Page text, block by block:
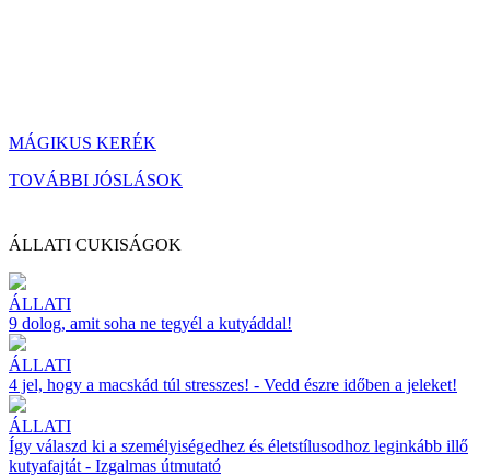
MÁGIKUS KERÉK
TOVÁBBI JÓSLÁSOK
ÁLLATI CUKISÁGOK
ÁLLATI
9 dolog, amit soha ne tegyél a kutyáddal!
ÁLLATI
4 jel, hogy a macskád túl stresszes! - Vedd észre időben a jeleket!
ÁLLATI
Így válaszd ki a személyiségedhez és életstílusodhoz leginkább illő
kutyafajtát - Izgalmas útmutató